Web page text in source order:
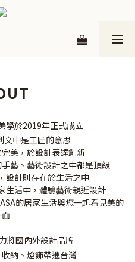
學於2019年正式成立
中是工匠的意思
美，於設計表達創新
藝、藝術設計之中都是頂級
設計則存在於生活之中
生活中，體驗藝術親近設計
的居家生活與您一起看見美的
面
將國內外設計品牌
納、燈飾帶進台灣